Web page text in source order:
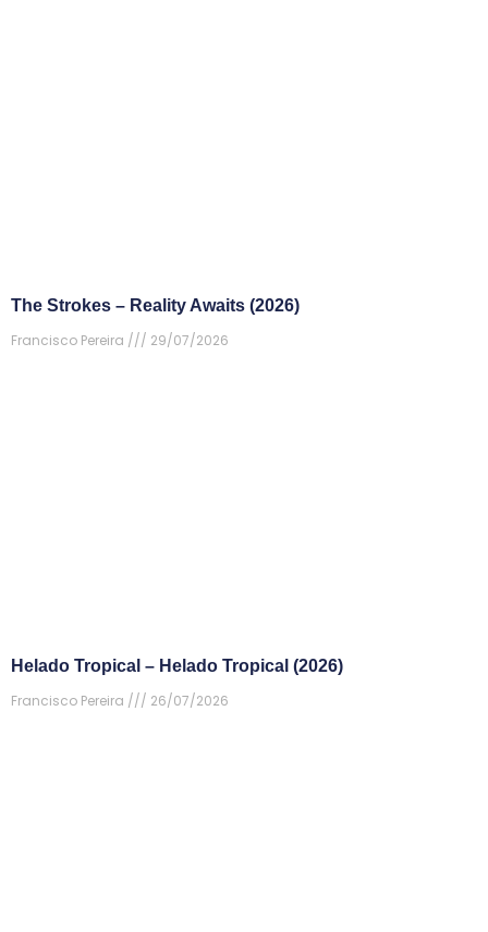
The Strokes – Reality Awaits (2026)
Francisco Pereira
29/07/2026
Helado Tropical – Helado Tropical (2026)
Francisco Pereira
26/07/2026